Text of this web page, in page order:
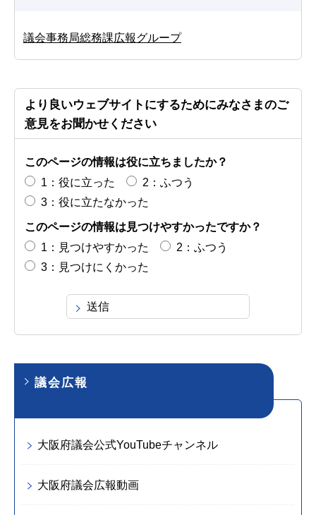
議会事務局総務課広報グループ
より良いウェブサイトにするためにみなさまのご
意見をお聞かせください
このページの情報は役に立ちましたか？
1：役に立った
2：ふつう
3：役に立たなかった
このページの情報は見つけやすかったですか？
1：見つけやすかった
2：ふつう
3：見つけにくかった
議会広報
大阪府議会公式YouTubeチャンネル
大阪府議会広報動画